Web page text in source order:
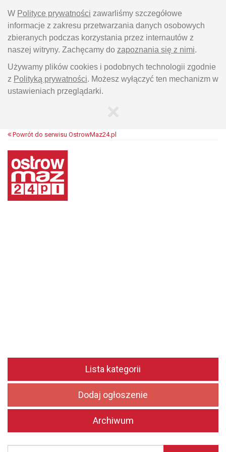
W Polityce prywatności zawarliśmy szczegółowe
informacje z zakresu przetwarzania danych osobowych
zbieranych podczas korzystania przez internautów z
naszej witryny. Zachęcamy do zapoznania się z nimi.
Używamy plików cookies i podobnych technologii zgodnie
z Polityką prywatności. Możesz wyłączyć ten mechanizm w
ustawieniach przeglądarki.
Powrót do serwisu OstrowMaz24.pl
Lista kategorii
Dodaj ogłoszenie
Archiwum